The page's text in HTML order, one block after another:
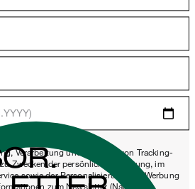
Verarbeitung und Nutzung von Tracking-
Zwecken der persönlichen Beratung, im
sowie der Personalisierung von Werbung